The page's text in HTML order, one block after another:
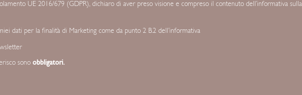
UE 2016/679 (GDPR), dichiaro di aver preso visione e compreso il contenuto dell’informativa sulla
dati per la finalità di Marketing come da punto 2 B.2 dell’informativa
sonoobbligatori.